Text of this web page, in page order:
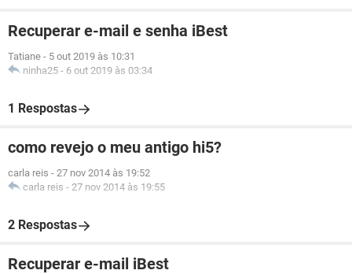
Recuperar e-mail e senha iBest
Tatiane - 5 out 2019 às 10:31
ninha25 - 6 out 2019 às 03:34
1 Respostas
como revejo o meu antigo hi5?
carla reis - 27 nov 2014 às 19:52
carla reis - 27 nov 2014 às 19:55
2 Respostas
Recuperar e-mail iBest